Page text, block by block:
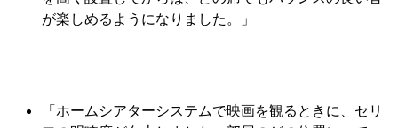
が楽しめるようになりました。」
「ホームシアターシステムで映画を観るときに、セリ